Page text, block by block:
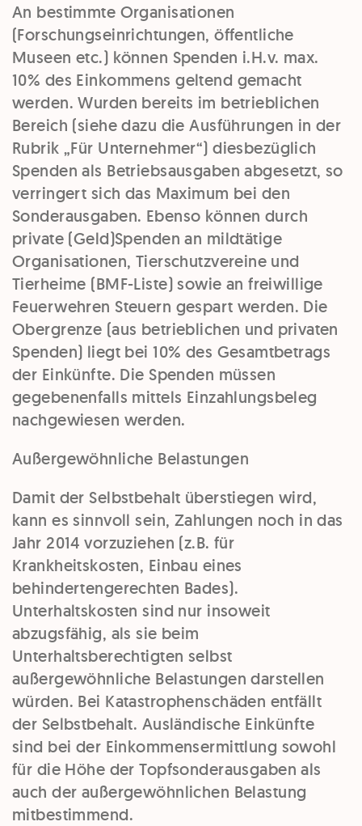
An bestimmte Organisationen
(Forschungseinrichtungen, öffentliche
Museen etc.) können Spenden i.H.v. max.
10% des Einkommens geltend gemacht
werden. Wurden bereits im betrieblichen
Bereich (siehe dazu die Ausführungen in der
Rubrik „Für Unternehmer“) diesbezüglich
Spenden als Betriebsausgaben abgesetzt, so
verringert sich das Maximum bei den
Sonderausgaben. Ebenso können durch
private (Geld)Spenden an mildtätige
Organisationen, Tierschutzvereine und
Tierheime (BMF-Liste) sowie anfreiwillige
Feuerwehren Steuern gespart werden. Die
Obergrenze (aus betrieblichen und privaten
Spenden) liegt bei10% des Gesamtbetrags
der Einkünfte. Die Spenden müssen
gegebenenfalls mittels Einzahlungsbeleg
nachgewiesen werden.
Außergewöhnliche Belastungen
Damit derSelbstbehalt überstiegen wird,
kann es sinnvoll sein, Zahlungen noch in das
Jahr 2014vorzuziehen (z.B. für
Krankheitskosten, Einbau eines
behindertengerechten Bades).
Unterhaltskosten sind nur insoweit
abzugsfähig, als sie beim
Unterhaltsberechtigten selbst
außergewöhnliche Belastungen darstellen
würden. Bei Katastrophenschäden entfällt
der Selbstbehalt. Ausländische Einkünfte
sind bei der Einkommensermittlung sowohl
für die Höhe der Topfsonderausgaben als
auch der außergewöhnlichen Belastung
mitbestimmend.